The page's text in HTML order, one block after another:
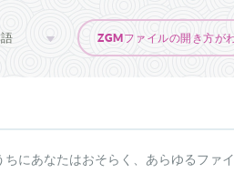
ZGMファイルの開き方が
にあなたはおそらく、あらゆるファ